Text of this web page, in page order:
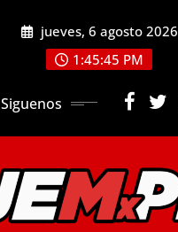
jueves, 6 agosto 2026
1:45:46 PM
Siguenos